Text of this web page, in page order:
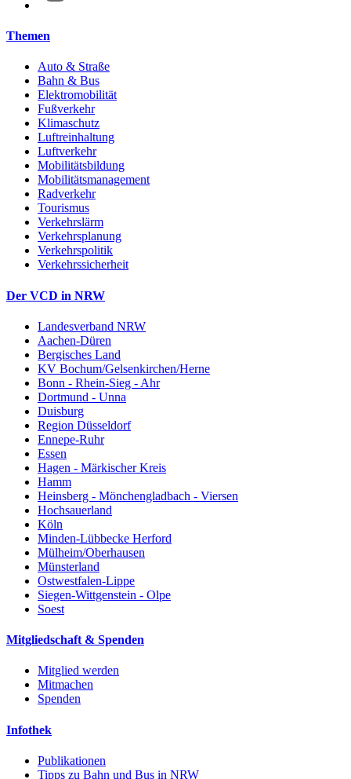
Themen
Auto & Straße
Bahn & Bus
Elektromobilität
Fußverkehr
Klimaschutz
Luftreinhaltung
Luftverkehr
Mobilitätsbildung
Mobilitätsmanagement
Radverkehr
Tourismus
Verkehrslärm
Verkehrsplanung
Verkehrspolitik
Verkehrssicherheit
Der VCD in NRW
Landesverband NRW
Aachen-Düren
Bergisches Land
KV Bochum/Gelsenkirchen/Herne
Bonn - Rhein-Sieg - Ahr
Dortmund - Unna
Duisburg
Region Düsseldorf
Ennepe-Ruhr
Essen
Hagen - Märkischer Kreis
Hamm
Heinsberg - Mönchengladbach - Viersen
Hochsauerland
Köln
Minden-Lübbecke Herford
Mülheim/Oberhausen
Münsterland
Ostwestfalen-Lippe
Siegen-Wittgenstein - Olpe
Soest
Mitgliedschaft & Spenden
Mitglied werden
Mitmachen
Spenden
Infothek
Publikationen
Tipps zu Bahn und Bus in NRW